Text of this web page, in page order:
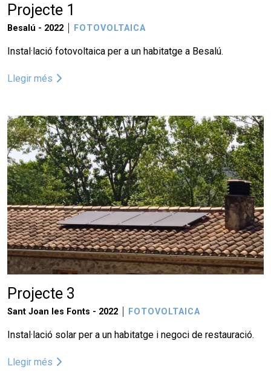
Projecte 1
Besalú - 2022 FOTOVOLTAICA
Instal·lació fotovoltaica per a un habitatge a Besalú.
Llegir més
Projecte 3
Sant Joan les Fonts - 2022 FOTOVOLTAICA
Instal·lació solar per a un habitatge i negoci de restauració.
Llegir més